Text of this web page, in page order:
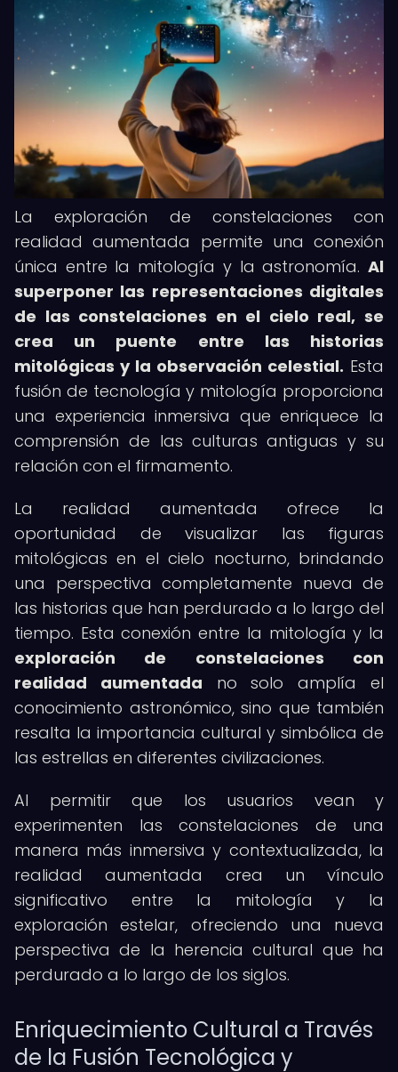
La exploración de constelaciones con
realidad aumentada permite una conexión
única entre la mitología y la astronomía. Al
superponer las representaciones digitales
de las constelaciones en el cielo real, se
crea un puente entre las historias
mitológicas y la observación celestial. Esta
fusión de tecnología y mitología proporciona
una experiencia inmersiva que enriquece la
comprensión de las culturas antiguas y su
relación con el firmamento.
La realidad aumentada ofrece la
oportunidad de visualizar las figuras
mitológicas en el cielo nocturno, brindando
una perspectiva completamente nueva de
las historias que han perdurado a lo largo del
tiempo. Esta conexión entre la mitología y la
exploración de constelaciones con
realidad aumentada no solo amplía el
conocimiento astronómico, sino que también
resalta la importancia cultural y simbólica de
las estrellas en diferentes civilizaciones.
Al permitir que los usuarios vean y
experimenten las constelaciones de una
manera más inmersiva y contextualizada, la
realidad aumentada crea un vínculo
significativo entre la mitología y la
exploración estelar, ofreciendo una nueva
perspectiva de la herencia cultural que ha
perdurado a lo largo de los siglos.
Enriquecimiento Cultural a Través
de la Fusión Tecnológica y